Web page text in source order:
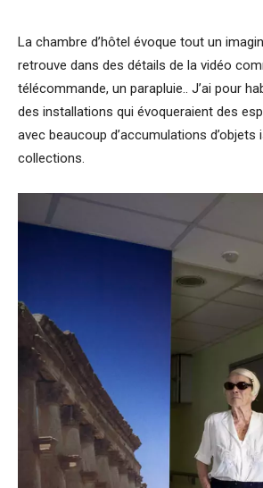
La chambre d’hôtel évoque tout un
retrouve dans des détails de la vidéo
télécommande, un parapluie.. J’ai pour
des installations qui évoqueraient des
avec beaucoup d’accumulations d’objets
collections.